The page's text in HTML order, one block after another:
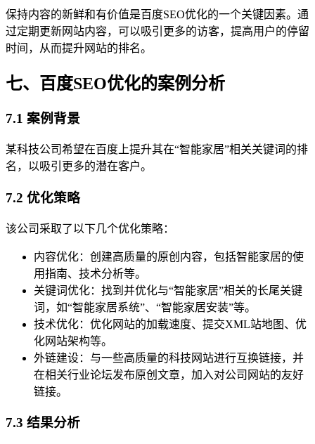
保持内容的新鲜和有价值是百度SEO优化的一个关键因素。通
过定期更新网站内容，可以吸引更多的访客，提高用户的停留
时间，从而提升网站的排名。
七、百度SEO优化的案例分析
7.1 案例背景
某科技公司希望在百度上提升其在“智能家居”相关关键词的排
名，以吸引更多的潜在客户。
7.2 优化策略
该公司采取了以下几个优化策略：
内容优化：创建高质量的原创内容，包括智能家居的使
用指南、技术分析等。
关键词优化：找到并优化与“智能家居”相关的长尾关键
词，如“智能家居系统”、“智能家居安装”等。
技术优化：优化网站的加载速度、提交XML站地图、优
化网站架构等。
外链建设：与一些高质量的科技网站进行互换链接，并
在相关行业论坛发布原创文章，加入对公司网站的友好
链接。
7.3 结果分析